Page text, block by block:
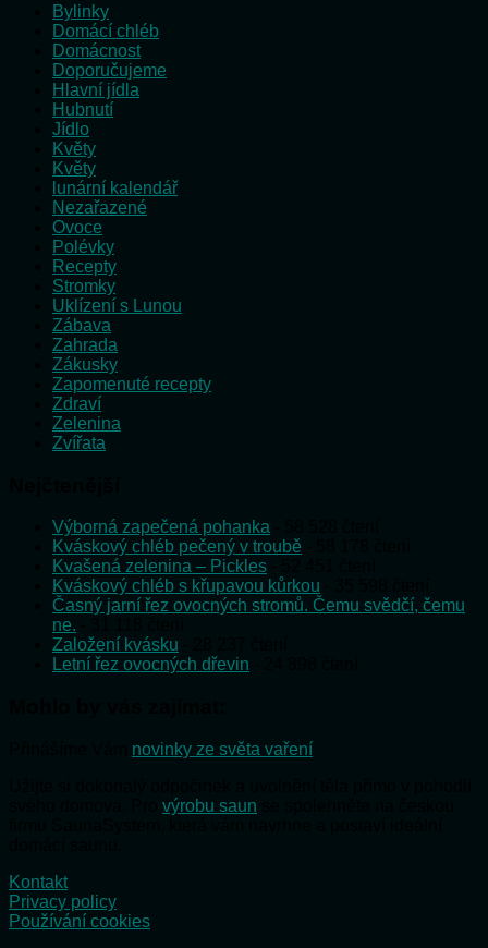
Bylinky
Domácí chléb
Domácnost
Doporučujeme
Hlavní jídla
Hubnutí
Jídlo
Květy
Květy
lunární kalendář
Nezařazené
Ovoce
Polévky
Recepty
Stromky
Uklízení s Lunou
Zábava
Zahrada
Zákusky
Zapomenuté recepty
Zdraví
Zelenina
Zvířata
Výborná zapečená pohanka
Kváskový chléb pečený v troubě
Kvašená zelenina – Pickles
Kváskový chléb s křupavou kůrkou
Časný jarní řez ovocných stromů. Čemu svědčí, čemu
ne.
Založení kvásku
Letní řez ovocných dřevin
novinky ze světa vaření
výrobu saun
Kontakt
Privacy policy
Používání cookies